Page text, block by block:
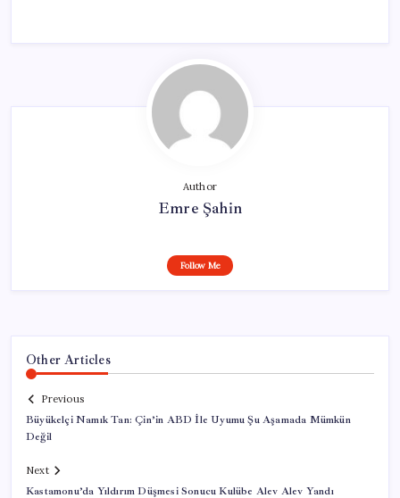
Author
Emre Şahin
Follow Me
Other Articles
Previous
Büyükelçi Namık Tan: Çin’in ABD İle Uyumu Şu Aşamada Mümkün
Değil
Next
Kastamonu’da Yıldırım Düşmesi Sonucu Kulübe Alev Alev Yandı